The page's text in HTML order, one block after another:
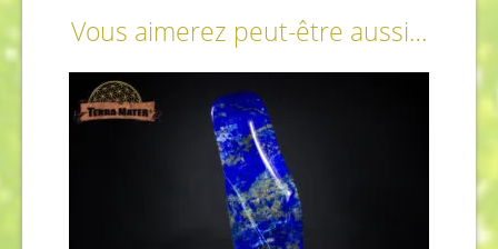
Vous aimerez peut-être aussi…